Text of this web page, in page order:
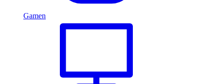
Gamen